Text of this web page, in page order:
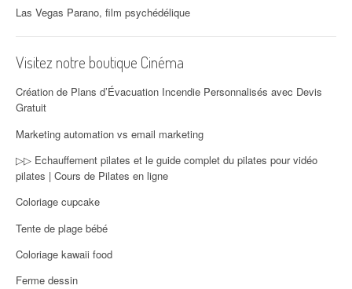
Las Vegas Parano, film psychédélique
Visitez notre boutique Cinéma
Création de Plans d’Évacuation Incendie Personnalisés avec Devis
Gratuit
Marketing automation vs email marketing
▷▷ Echauffement pilates et le guide complet du pilates pour vidéo
pilates | Cours de Pilates en ligne
Coloriage cupcake
Tente de plage bébé
Coloriage kawaii food
Ferme dessin